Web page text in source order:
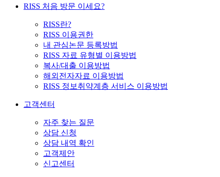
RISS 처음 방문 이세요?
RISS란?
RISS 이용권한
내 관심논문 등록방법
RISS 자료 유형별 이용방법
복사/대출 이용방법
해외전자자료 이용방법
RISS 정보취약계층 서비스 이용방법
고객센터
자주 찾는 질문
상담 신청
상담 내역 확인
고객제안
신고센터